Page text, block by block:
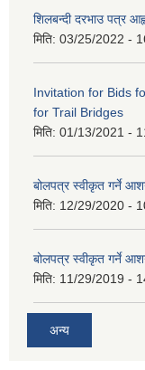
शिलबन्दी दरभाउ पत्र
मिति: 03/25/2022 -
Invitation for Bids
for Trail Bridges
मिति: 01/13/2021 -
बोलपत्र स्वीकृत गर्ने
मिति: 12/29/2020 -
बोलपत्र स्वीकृत गर्ने
मिति: 11/29/2019 -
अन्य